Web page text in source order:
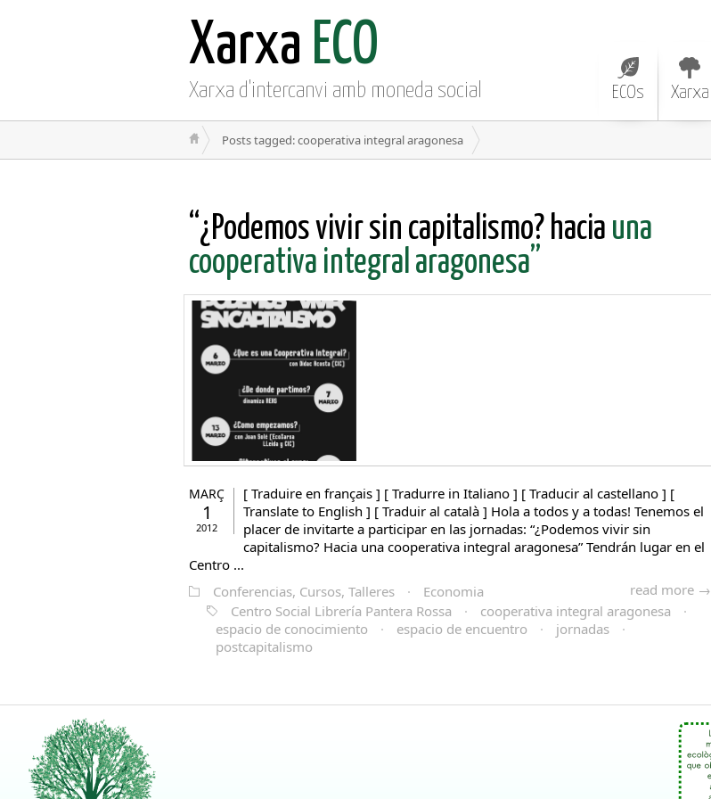
Xarxa ECO
Xarxa d'intercanvi amb moneda social ECOs Xarxa
Posts tagged: cooperativa integral aragonesa
“¿Podemos vivir sin capitalismo? hacia una
cooperativa integral aragonesa”
MARÇ
1
2012
[ Traduire en français ] [ Tradurre in Italiano ] [ Traducir al castellano ] [
Translate to English ] [ Traduir al català ] Hola a todos y a todas! Tenemos el
placer de invitarte a participar en las jornadas: “¿Podemos vivir sin
capitalismo? Hacia una cooperativa integral aragonesa” Tendrán lugar en el
Centro ...
read more →
Conferencias, Cursos, Talleres ·
Economia
Centro Social Librería Pantera Rossa
· cooperativa integral aragonesa
·
espacio de conocimiento
· espacio de encuentro · jornadas
·
postcapitalismo